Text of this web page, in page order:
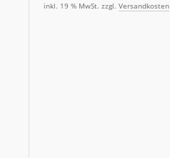
inkl. 19 % MwSt. zzgl. Versandkosten